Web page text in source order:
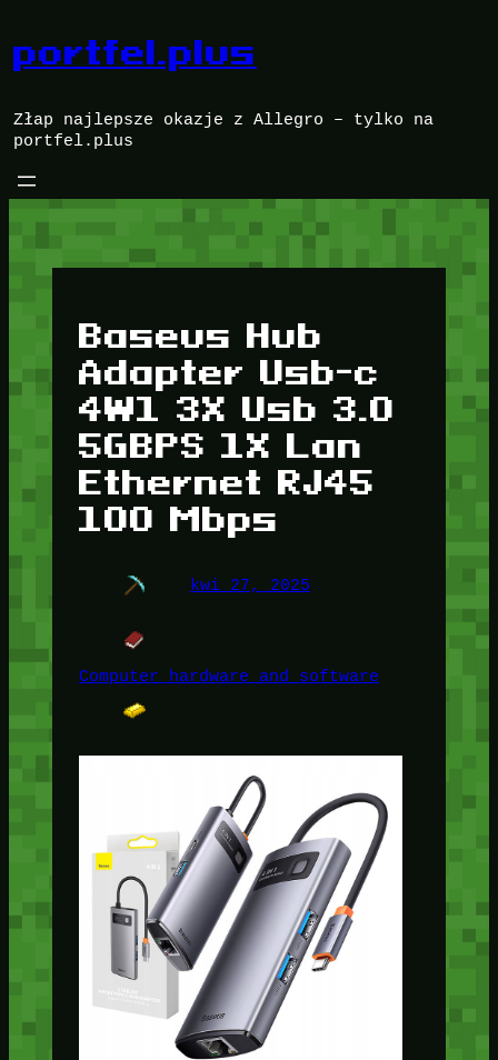
treści
portfel.plus
Złap najlepsze okazje z Allegro – tylko na
portfel.plus
Baseus Hub
Adapter Usb-c
4W1 3X Usb 3.0
5GBPS 1X Lan
Ethernet RJ45
100 Mbps
kwi 27, 2025
Computer hardware and software